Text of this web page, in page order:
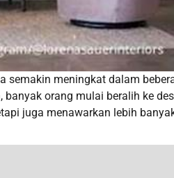
semakin meningkat dalam
banyak orang mulai beralih ke
juga menawarkan lebih